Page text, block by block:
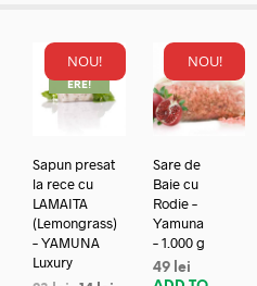
NOU!
REDUC
ERE!
Sapun presat
la rece cu
LAMAITA
(Lemongrass)
– YAMUNA
Luxury
NOU!
Sare de
Baie cu
Rodie –
Yamuna
– 1.000 g
49 lei